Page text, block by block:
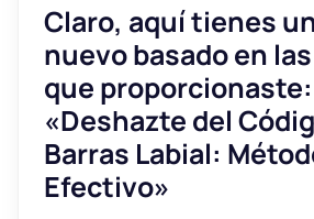
Claro, aquí tienes
nuevo basado en
que proporcionaste:
«Deshazte del
Barras Labial:
Efectivo»